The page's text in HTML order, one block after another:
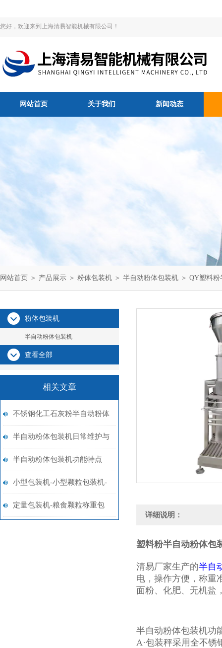
您好，欢迎来到上海清易智能机械有限公司！
网站首页 关于我们 新闻动态
网站首页 ＞ 产品展示 ＞ 粉体包装机 ＞ 半自动粉体包装机 ＞ QY塑料
粉体包装机
半自动粉体包装机
查看全部
相关文章
不锈钢化工石灰粉半自动粉体
包装机品牌
半自动粉体包装机日常维护与
检查
半自动粉体包装机功能特点
小型包装机-小型颗粒包装机-
小型粉末包装机|图片|价格
定量包装机-粮食颗粒称重包
详细说明：
塑料粉半自动粉体包
清易厂家生产的半自
电，操作方便，称重
面粉、化肥、无机盐
半自动粉体包装机功
A·包装秤采用全不锈